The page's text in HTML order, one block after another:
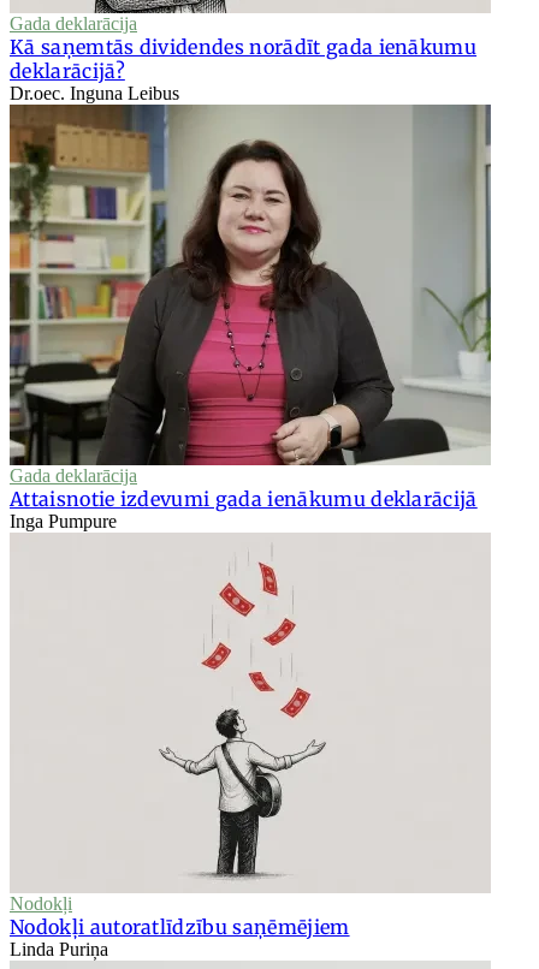
Gada deklarācija
Kā saņemtās dividendes norādīt gada ienākumu
deklarācijā?
Dr.oec. Inguna Leibus
Gada deklarācija
Attaisnotie izdevumi gada ienākumu deklarācijā
Inga Pumpure
Nodokļi
Nodokļi autoratlīdzību saņēmējiem
Linda Puriņa